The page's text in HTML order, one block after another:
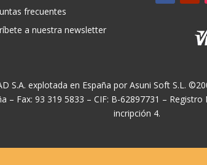
frecuentes
a nuestra newsletter
S.A. explotada en España por Asuni Soft S.L.
– Fax: 93 319 5833 – CIF: B-62897731 –
incripción 4.